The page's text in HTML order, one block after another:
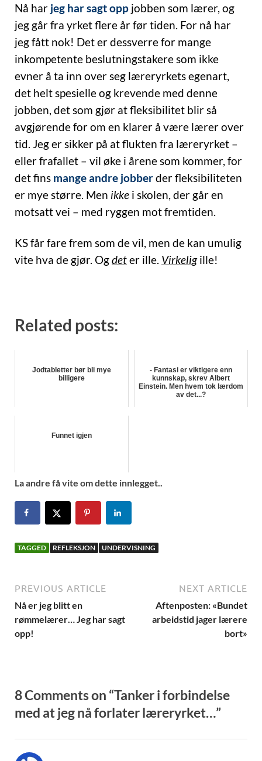
Nå har jeg har sagt opp jobben som lærer, og
jeg går fra yrket flere år før tiden. For nå har
jeg fått nok! Det er dessverre for mange
inkompetente beslutningstakere som ikke
evner å ta inn over seg læreryrkets egenart,
det helt spesielle og krevende med denne
jobben, det som gjør at fleksibilitet blir så
avgjørende for om en klarer å være lærer over
tid. Jeg er sikker på at flukten fra læreryrket –
eller frafallet – vil øke i årene som kommer, for
det fins mange andre jobberder fleksibiliteten
er mye større. Men ikke i skolen, der går en
motsatt vei – med ryggen mot fremtiden.
KS får fare frem som de vil, men de kan umulig
vite hva de gjør. Ogdeter ille. Virkeligille!
Related posts:
Jodtabletter bør bli mye
billigere
- Fantasi er viktigere enn
kunnskap, skrev Albert
Einstein. Men hvem tok lærdom
av det...?
Funnet igjen
La andre få vite om dette innlegget..
TAGGED REFLEKSJON UNDERVISNING
PREVIOUS ARTICLE
Nå er jeg blitt en
rømmelærer… Jeg har sagt
opp!
NEXT ARTICLE
Aftenposten: «Bundet
arbeidstid jager lærere
bort»
8 Comments on “Tanker i forbindelse
med at jeg nå forlater læreryrket…”